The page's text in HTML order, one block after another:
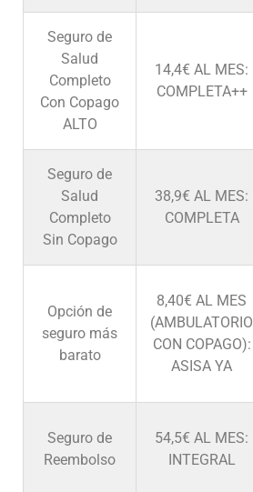
Seguro de
Salud
Completo
Con Copago
ALTO
14,4€ AL MES:
COMPLETA++
Seguro de
Salud
Completo
Sin Copago
38,9€ AL MES:
COMPLETA
Opción de
seguro más
barato
8,40€ AL MES
(AMBULATORIO
CON COPAGO):
ASISA YA
Seguro de
Reembolso
54,5€ AL MES:
INTEGRAL